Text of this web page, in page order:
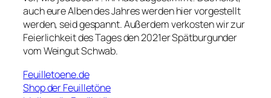
auch eure Alben des Jahres werden hier vorgestellt
werden, seid gespannt. Außerdem verkosten wir zur
Feierlichkeit des Tages den 2021er Spätburgunder
vom Weingut Schwab.
Feuilletoene.de
Shop der Feuilletöne